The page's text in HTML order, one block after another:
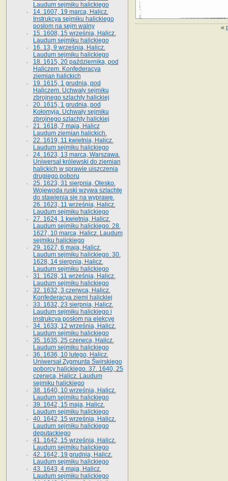
«
Laudum sejmiku halickiego
14. 1607, 19 marca, Halicz.
Instrukcya sejmiku halickiego
posłom na sejm walny
15. 1608, 15 września, Halicz.
Laudum sejmiku halickiego
16. 13, 9 września, Halicz.
Laudum sejmiku halickiego
18. 1615, 20 października, pod
Haliczem. Konfederacya
ziemian halickich
19. 1615, 1 grudnia, pod
Haliczem. Uchwały sejmiku
zbrojnego szlachty halickiej
20. 1615, 1 grudnia, pod
Kołomyją. Uchwały sejmiku
zbrojnego szlachty halickiej
21. 1618, 7 maja, Halicz
Laudum ziemian halickich.
22. 1619, 11 kwietnia, Halicz.
Laudum sejmiku halickiego
24. 1623, 13 marca, Warszawa.
Uniwersał królewski do ziemian
halickich w sprawie uiszczenia
drugiego poboru
25. 1623, 31 sierpnia, Olesko.
Wojewoda ruski wzywa szlachtę
do stawienia się na wyprawę.
26. 1623, 11 września, Halicz.
Laudum sejmiku halickiego
27. 1624, 1 kwietnia, Halicz.
Laudum sejmiku halickiego. 28.
1627, 10 marca, Halicz. Laudum
sejmiku halickiego
29. 1627, 6 maja, Halicz.
Laudum sejmiku halickiego. 30.
1628, 14 sierpnia, Halicz.
Laudum sejmiku halickiego
31. 1628, 11 września, Halicz.
Laudum sejmiku halickiego
32. 1632, 3 czerwca, Halicz.
Konfederacya ziemi halickiej
33. 1632, 23 sierpnia, Halicz.
Laudum sejmiku halickiego i
instrukcya posłom na elekcyę
34. 1633, 12 września, Halicz.
Laudum sejmiku halickiego
35. 1635, 25 czerwca, Halicz.
Laudum sejmiku halickiego
36. 1636, 10 lutego, Halicz.
Uniwersał Zygmunta Świrskiego
poborcy halickiego. 37. 1640, 25
czerwca, Halicz. Laudum
sejmiku halickiego
38. 1640, 10 września, Halicz.
Laudum sejmiku halickiego
39. 1642, 15 maja, Halicz.
Laudum sejmiku halickiego
40. 1642, 15 września, Halicz.
Laudum sejmiku halickiego
deputackiego
41. 1642, 15 września, Halicz.
Laudum sejmiku halickiego
42. 1642, 19 grudnia, Halicz.
Laudum sejmiku halickiego
43. 1643, 4 maja, Halicz.
Laudum sejmiku halickiego